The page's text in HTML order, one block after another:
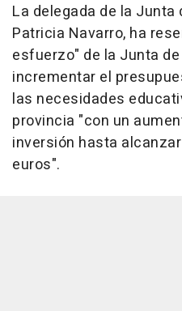
La delegada de la Junta
Patricia Navarro, ha
esfuerzo" de la Junta
incrementar el
las necesidades
provincia "con un
inversión hasta
euros".